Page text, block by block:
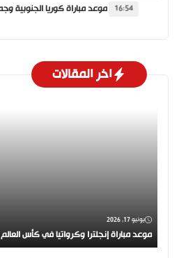
16:54
اخر المقالات
يونيو 17, 2026
موعد مباراة إنجلترا وكرواتيا في كأس العالم 2026 والقنوات الناقلة